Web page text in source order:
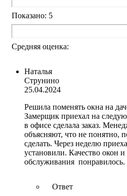
Показано: 5
Средняя оценка:
Наталья
Струнино
25.04.2024
Решила поменять окна на
Замерщик приехал на
в офисе сделала заказ.
объясняют, что не понятно,
сделать. Через неделю
установили. Качество окон и
обслуживания понравилось.
Ответ